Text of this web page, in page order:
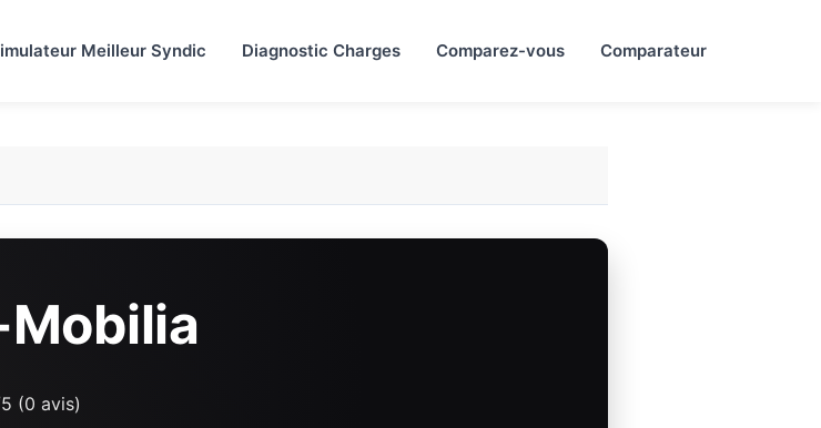
Meilleur Syndic Diagnostic Charges Comparez-vous Comparateur
(0 avis)